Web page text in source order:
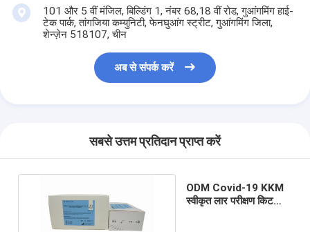
101 और 5 वीं मंजिल, बिल्डिंग 1, नंबर 68,18 वीं रोड, गुआंगमिंग हाई-
टेक पार्क, तांगजिया कम्युनिटी, फेनघुआंग स्ट्रीट, गुआंगमिंग जिला,
शेन्ज़ेन 518107, चीन
अब से संपर्क करें
सबसे उत्तम प्रतिदान प्राप्त करें
ODM Covid-19 KKM
स्वीकृत लार परीक्षण किट